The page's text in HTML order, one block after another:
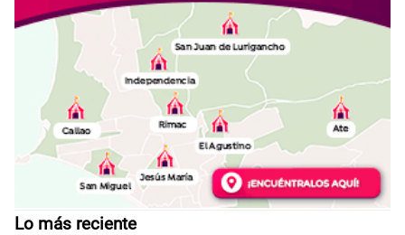
Lo más reciente